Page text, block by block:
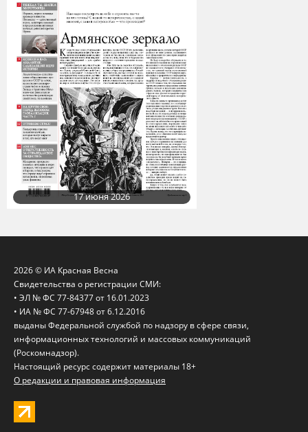
17 июня 2026
2026 © ИА Красная Весна
Свидетельства о регистрации СМИ:
• ЭЛ № ФС 77-84377 от 16.01.2023
• ИА № ФС 77-67948 от 6.12.2016
выданы Федеральной службой по надзору в сфере связи,
информационных технологий и массовых коммуникаций
(Роскомнадзор).
Настоящий ресурс содержит материалы 18+
О редакции и правовая информация